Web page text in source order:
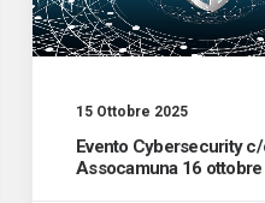
15 Ottobre 2025
Evento Cybersecurity
Assocamuna 16